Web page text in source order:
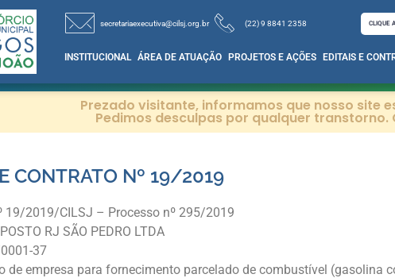
secretariaexecutiva@cilsj.org.br (22) 9 8841 2358 CLIQUE
INSTITUCIONAL ÁREA DE ATUAÇÃO PROJETOS E AÇÕES EDITAIS E
Prezado visitante, informamos que nosso site
Pedimos desculpas por qualquer
CONTRATO Nº 19/2019
19/2019/CILSJ – Processo nº 295/2019
RJ SÃO PEDRO LTDA
37
de empresa para fornecimento parcelado de combustível (gasolina